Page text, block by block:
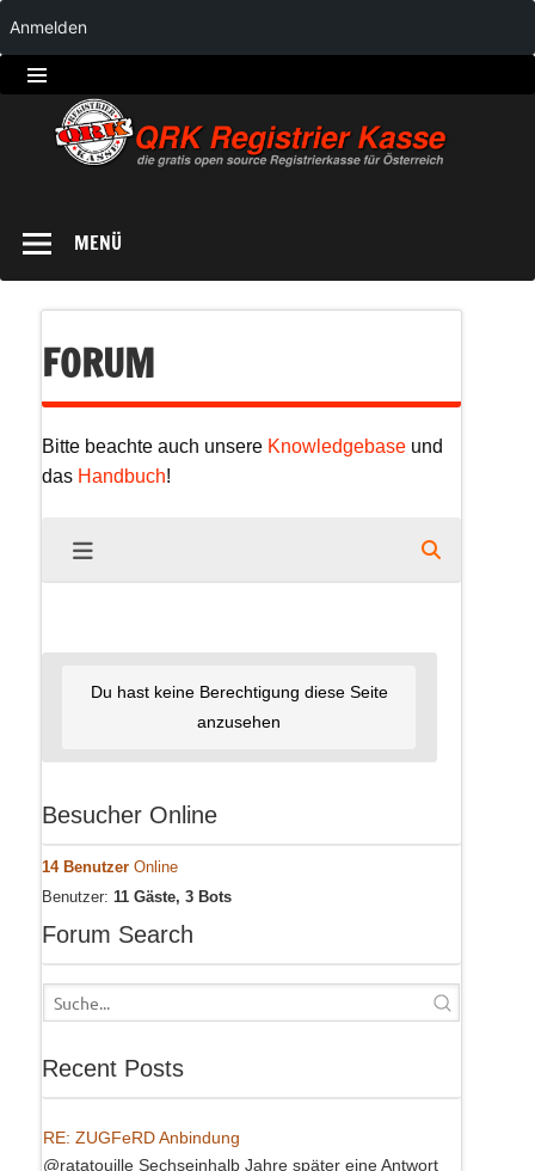
QRK
MENÜ
FORUM
Bitte beachte auch unsere Knowledgebase und
das Handbuch!
Du hast keine Berechtigung diese Seite
anzusehen
Besucher Online
14 Benutzer Online
Benutzer: 11 Gäste, 3 Bots
Forum Search
Recent Posts
RE: ZUGFeRD Anbindung
@ratatouille Sechseinhalb Jahre später eine Antwort
Anmelden